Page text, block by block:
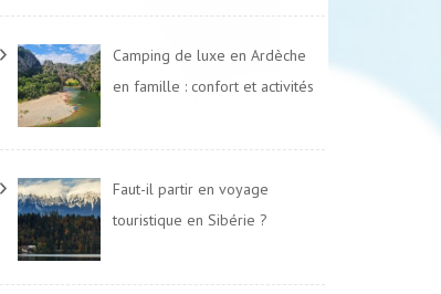
Camping de luxe en Ardèche
en famille : confort et activités
Faut-il partir en voyage
touristique en Sibérie ?